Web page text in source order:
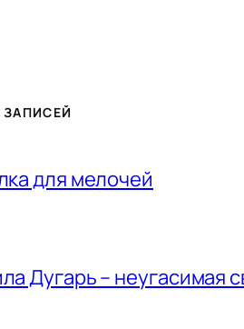
для мелочей
Дугарь – неугасимая